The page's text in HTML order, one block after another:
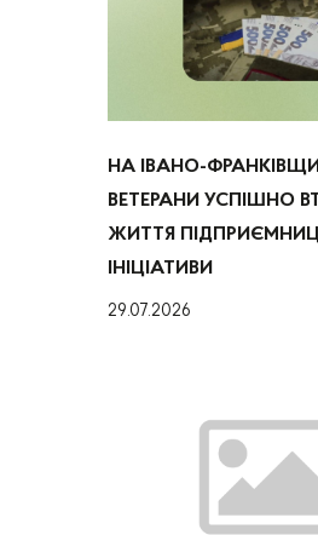
НА ІВАНО-
ВЕТЕРАНИ УСПІШНО
ЖИТТЯ
ІНІЦІАТИВИ
29.07.2026